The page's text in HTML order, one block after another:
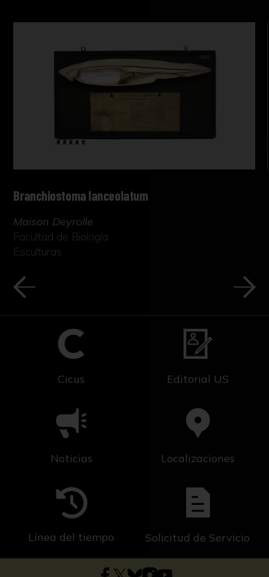
Branchiostoma lanceolatum
Maison Deyrolle
Facultad de Biología
Esculturas
Cicus Editorial US
Noticias Localizaciones
Línea del tiempo Solicitud de Servicio